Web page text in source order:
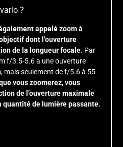
?
appelé zoom à
dont l’ouverture
de la longueur focale. Par
f/3.5-5.6 a une ouverture
mais seulement de f/5.6 à 55
vous zoomerez, vous
de l’ouverture maximale
quantité de lumière passante.